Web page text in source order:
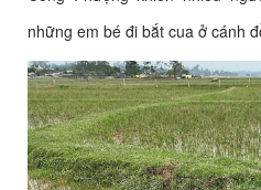
những em bé đi bắt cua ở cánh